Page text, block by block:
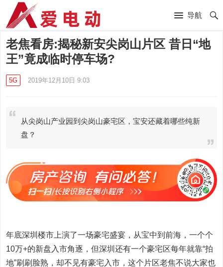
导航
老焦看房:揭秘新安尖岗山片区 昔日“地
王”竟成临时停车场?
5G 2019年12月10日 9:03
从尖岗山产业园到尖岗山豪宅区，宝安还藏着哪些纯新
盘？
年底深圳楼市上演了一场豪宅盛宴，从宝中到前海，一个个
10万+的新盘入市角逐，但深圳还有一个豪宅区每年就靠“拍
地”刷刷脸熟，却不见有豪宅入市，这个片区老焦不说大家也